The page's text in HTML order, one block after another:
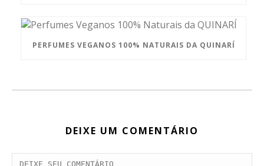
PERFUMES VEGANOS 100% NATURAIS DA QUINARÍ
DEIXE UM COMENTÁRIO